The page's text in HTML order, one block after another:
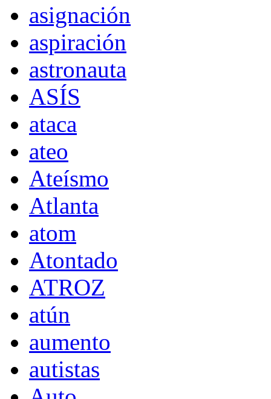
asignación
aspiración
astronauta
ASÍS
ataca
ateo
Ateísmo
Atlanta
atom
Atontado
ATROZ
atún
aumento
autistas